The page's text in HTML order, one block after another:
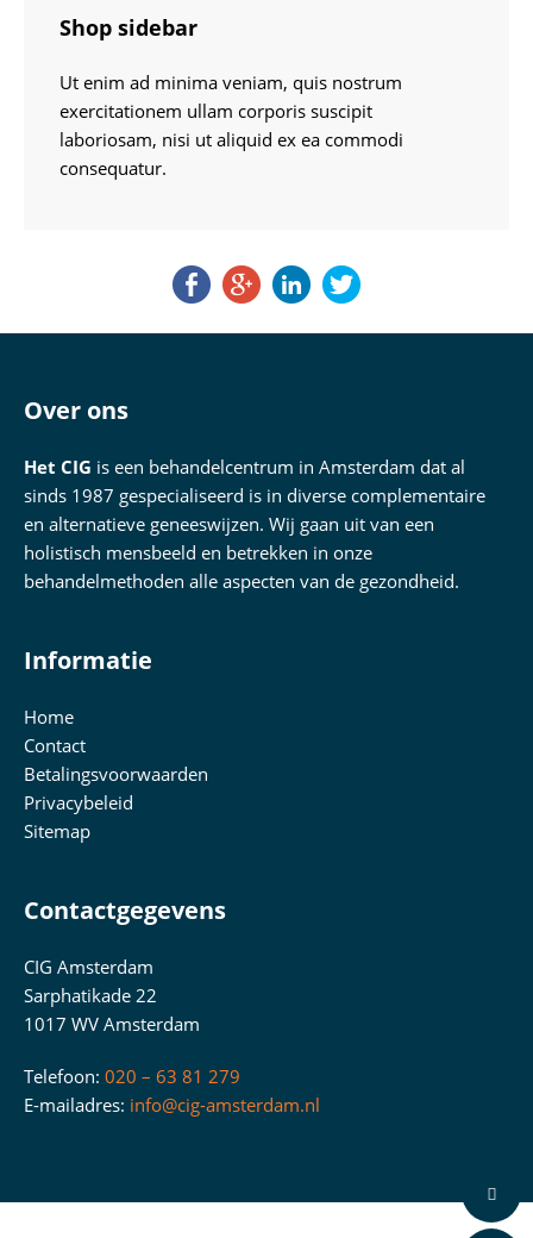
Shop sidebar
Ut enim ad minima veniam, quis nostrum
exercitationem ullam corporis suscipit
laboriosam, nisi ut aliquid ex ea commodi
consequatur.
Over ons
Het CIG is een behandelcentrum in Amsterdam dat al
sinds 1987 gespecialiseerd is in diverse complementaire
en alternatieve geneeswijzen. Wij gaan uit van een
holistisch mensbeeld en betrekken in onze
behandelmethoden alle aspecten van de gezondheid.
Informatie
Home
Contact
Betalingsvoorwaarden
Privacybeleid
Sitemap
Contactgegevens
CIG Amsterdam
Sarphatikade 22
1017 WV Amsterdam
Telefoon: 020 – 63 81 279
E-mailadres: info@cig-amsterdam.nl